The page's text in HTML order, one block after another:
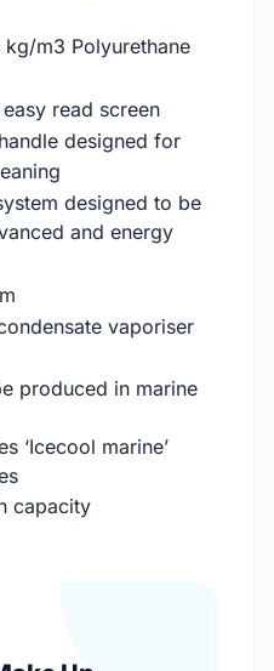
m3 Polyurethane
read screen
designed for
designed to be
and energy
vaporiser
produced in marine
‘Icecool marine’
capacity